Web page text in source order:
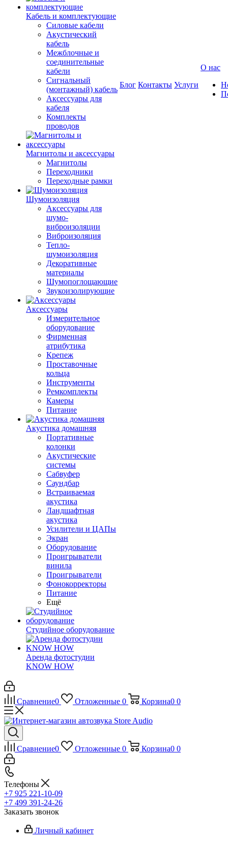
Кабель и комплектующие
Силовые кабели
Акустический
кабель
Межблочные и
соединительные
кабели
Сигнальный
(монтажный) кабель
Аксессуары для
кабеля
Комплекты
проводов
Магнитолы и аксессуары
Магнитолы
Переходники
Переходные рамки
Шумоизоляция
Аксессуары для
шумо-
виброизоляции
Виброизоляция
Тепло-
шумоизоляция
Декоративные
материалы
Шумопоглощающие
Звукоизолирующие
Аксессуары
Измерительное
оборудование
Фирменная
атрибутика
Крепеж
Проставочные
кольца
Инструменты
Ремкомплекты
Камеры
Питание
Акустика домашняя
Портативные
колонки
Акустические
системы
Сабвуфер
Саундбар
Встраиваемая
акустика
Ландшафтная
акустика
Усилители и ЦАПы
Экран
Оборудование
Проигрыватели
винила
Проигрыватели
Фонокорректоры
Питание
Ещё
Студийное оборудование
Аренда фотостудии
KNOW HOW
Блог Контакты Услуги
О нас
Сравнение0 Отложенные 0 Корзина0 0
Сравнение0 Отложенные 0 Корзина0 0
Телефоны
+7 925 221-10-09
+7 499 391-24-26
Заказать звонок
Личный кабинет